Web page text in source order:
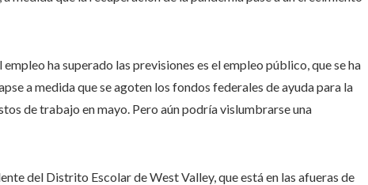
ha superado las previsiones es el empleo público, que se ha
a medida que se agoten los fondos federales de ayuda para la
de trabajo en mayo. Pero aún podría vislumbrarse una
del Distrito Escolar de West Valley, que está en las afueras de